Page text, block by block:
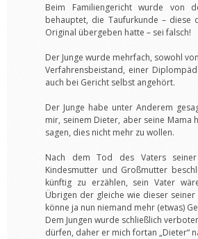
Beim Familiengericht wurde von
behauptet, die Taufurkunde – diese
Original übergeben hatte – sei falsch!
Der Junge wurde mehrfach, sowohl
Verfahrensbeistand, einer
auch bei Gericht selbst angehört.
Der Junge habe unter Anderem
mir, seinem Dieter, aber seine Mama
sagen, dies nicht mehr zu wollen.
Nach dem Tod des Vaters
Kindesmutter und Großmutter
künftig zu erzählen, sein Vater
Übrigen der gleiche wie dieser seiner
könne ja nun niemand mehr (etwas)
Dem Jungen wurde schließlich
dürfen, daher er mich fortan „Dieter“